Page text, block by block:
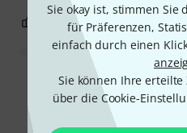
Sie okay ist, stimmen Sie
für Präferenzen,
einfach durch einen
Sie können Ihre
über die Cookie-
0
Alle